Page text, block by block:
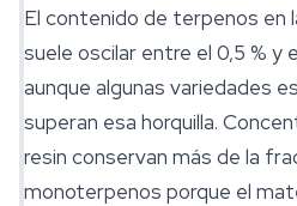
El contenido de terpenos en
suele oscilar entre el 0,5 % y
aunque algunas variedades
superan esa horquilla.
resin conservan más de la
monoterpenos porque el